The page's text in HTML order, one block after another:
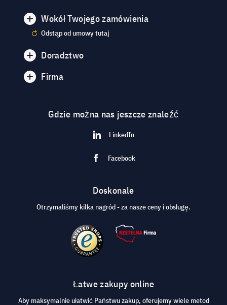
Wokół Twojego zamówienia
Odstąp od umowy tutaj
Doradztwo
Firma
Gdzie można nas jeszcze znaleźć
LinkedIn
Facebook
Doskonale
Otrzymaliśmy kilka nagród - za nasze ceny i obsługę.
Łatwe zakupy online
Aby maksymalnie ułatwić Państwu zakup, oferujemy wiele metod